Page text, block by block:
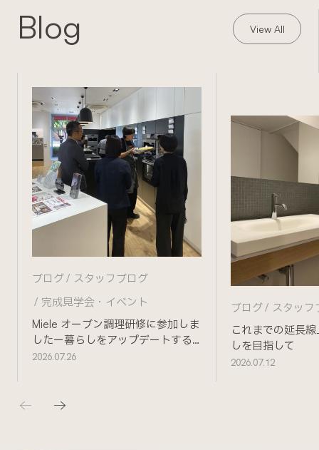
Blog View All
Miele オーブン調理研修に参加しま
したー暮らしをアップデートする
ためにー
ブログ
スタッフブログ
完成見学会・イベント
2026.07.26
これまでの延長
しを目指して
ブログ スタッフ
2026.07.12